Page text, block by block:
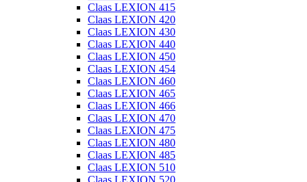
Claas LEXION 415
Claas LEXION 420
Claas LEXION 430
Claas LEXION 440
Claas LEXION 450
Claas LEXION 454
Claas LEXION 460
Claas LEXION 465
Claas LEXION 466
Claas LEXION 470
Claas LEXION 475
Claas LEXION 480
Claas LEXION 485
Claas LEXION 510
Claas LEXION 520